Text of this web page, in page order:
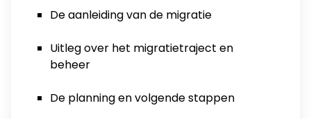
De aanleiding van de migratie
Uitleg over het migratietraject en
beheer
De planning en volgende stappen